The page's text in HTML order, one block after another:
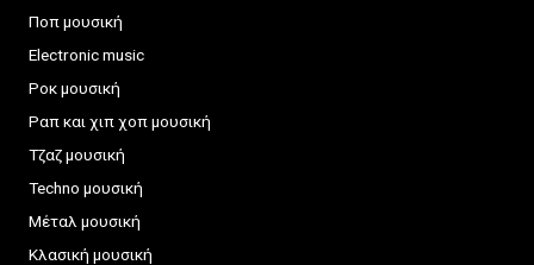
Ποπ μουσική
Electronic music
Ροκ μουσική
Ραπ και χιπ χοπ μουσική
Τζαζ μουσική
Techno μουσική
Μέταλ μουσική
Κλασική μουσική